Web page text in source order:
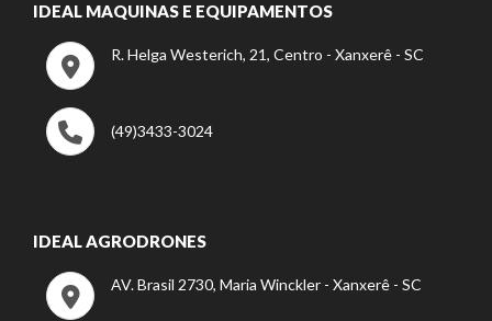
IDEAL MAQUINAS E EQUIPAMENTOS
R. Helga Westerich, 21, Centro - Xanxerê - SC
(49)3433-3024
IDEAL AGRODRONES
AV. Brasil 2730, Maria Winckler - Xanxerê - SC